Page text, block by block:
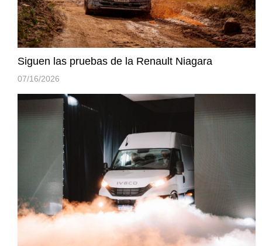
Siguen las pruebas de la Renault Niagara
07/16/2026